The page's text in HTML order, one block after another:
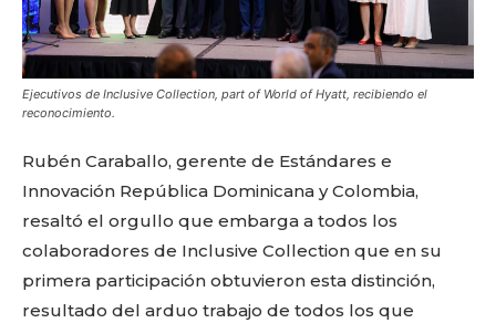
Ejecutivos de Inclusive Collection, part of World of Hyatt, recibiendo el
reconocimiento.
Rubén Caraballo, gerente de Estándares e
Innovación República Dominicana y Colombia,
resaltó el orgullo que embarga a todos los
colaboradores de Inclusive Collection que en su
primera participación obtuvieron esta distinción,
resultado del arduo trabajo de todos los que